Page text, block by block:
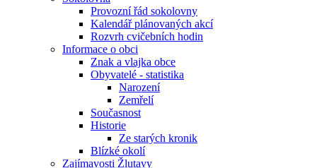
Provozní řád sokolovny
Kalendář plánovaných akcí
Rozvrh cvičebních hodin
Informace o obci
Znak a vlajka obce
Obyvatelé - statistika
Narození
Zemřelí
Současnost
Historie
Ze starých kronik
Blízké okolí
Zajímavosti Žlutavy